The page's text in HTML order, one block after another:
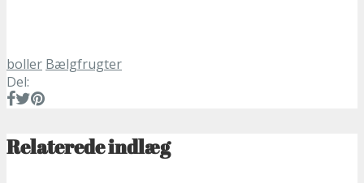
boller Bælgfrugter
Del:
Relaterede indlæg